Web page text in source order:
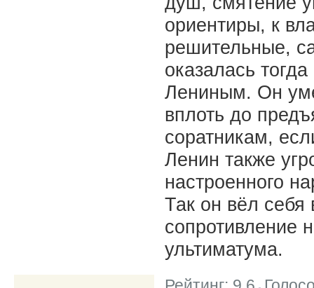
ориентиры, к
решительные,
оказалась
Лениным. Он
вплоть до
соратникам,
Ленин также
настроенного
Так он вёл себя
сопротивление
ультиматума.